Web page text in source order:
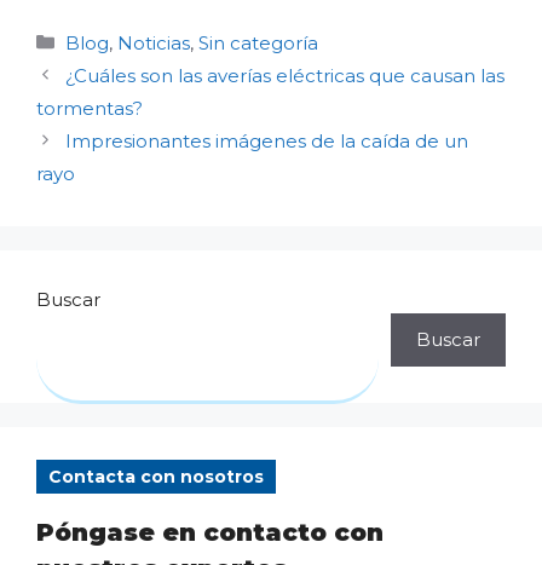
Categorías
Blog, Noticias, Sin categoría
¿Cuáles son las averías eléctricas que causan las
tormentas?
Impresionantes imágenes de la caída de un
rayo
Buscar
Buscar
Contacta con nosotros
Póngase en contacto con